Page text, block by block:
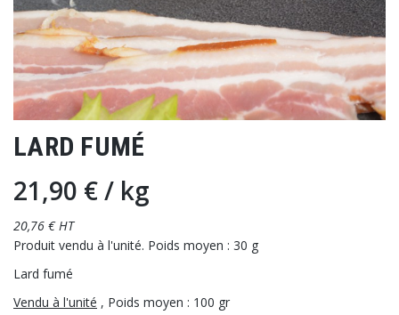
LARD FUMÉ
21,90 €/ kg
20,76 € HT
Produit vendu à l'unité. Poids moyen : 30 g
Lard fumé
Vendu à l'unité , Poids moyen : 100 gr